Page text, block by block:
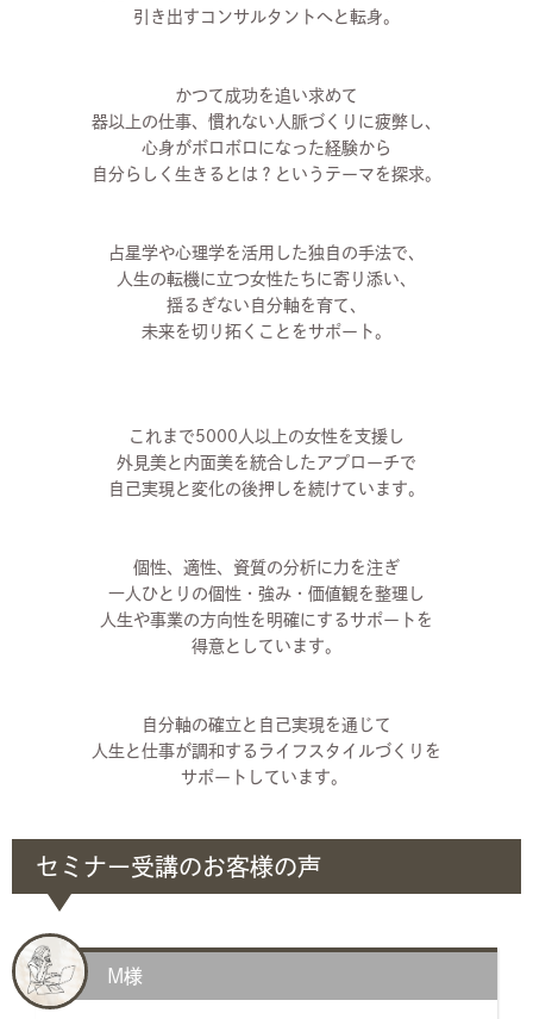
引き出すコンサルタントへと転身。
かつて成功を追い求めて
器以上の仕事、慣れない人脈づくりに疲弊し、
心身がボロボロになった経験から
自分らしく生きるとは？というテーマを探求。
占星学や心理学を活用した独自の手法で、
人生の転機に立つ女性たちに寄り添い、
揺るぎない自分軸を育て、
未来を切り拓くことをサポート。
これまで5000人以上の女性を支援し
外見美と内面美を統合したアプローチで
自己実現と変化の後押しを続けています。
個性、適性、資質の分析に力を注ぎ
一人ひとりの個性・強み・価値観を整理し
人生や事業の方向性を明確にするサポートを
得意としています。
自分軸の確立と自己実現を通じて
人生と仕事が調和するライフスタイルづくりを
サポートしています。
セミナー受講のお客様の声
M様